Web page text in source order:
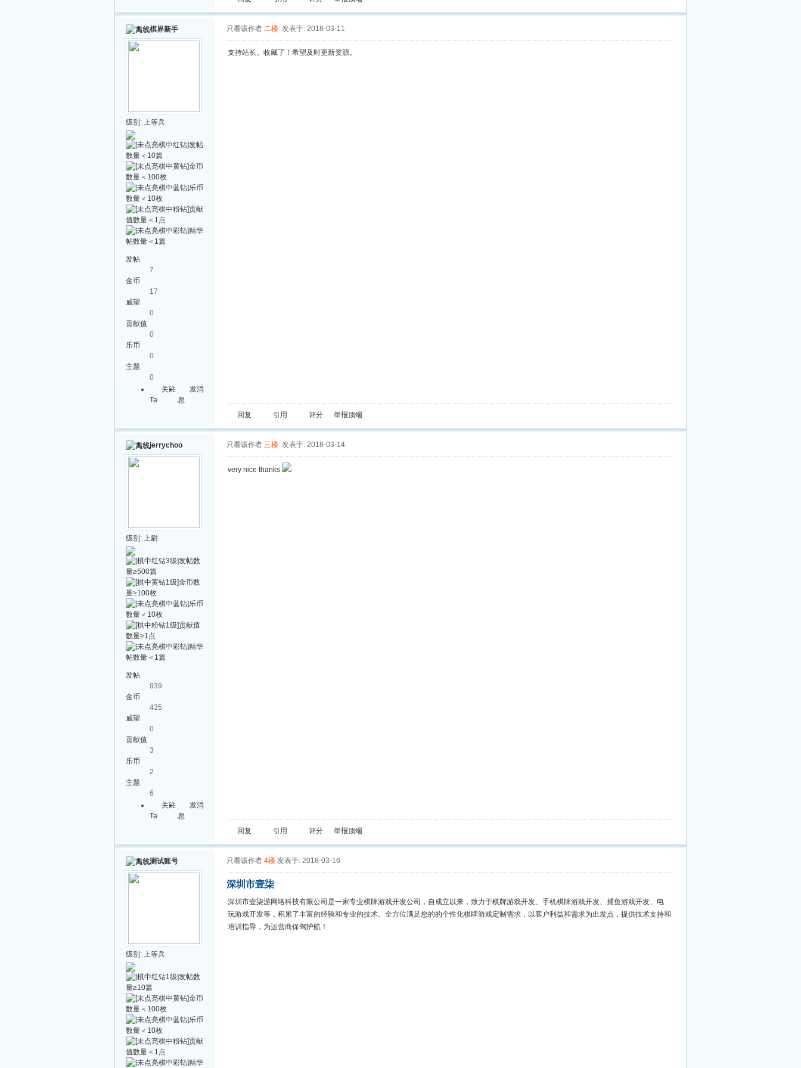
棋界新手
级别: 上等兵
发帖
7
金币
17
威望
0
贡献值
0
乐币
0
主题
0
关注
Ta
发消
息
只看该作者 二楼 发表于: 2018-03-11
支持站长。收藏了！希望及时更新资源。
回复 引用 评分 举报顶端
jerrychoo
级别: 上尉
发帖
939
金币
435
威望
0
贡献值
3
乐币
2
主题
6
关注
Ta
发消
息
只看该作者 三楼 发表于: 2018-03-14
very nice thanks
回复 引用 评分 举报顶端
测试账号
级别: 上等兵
只看该作者 4楼 发表于: 2018-03-16
深圳市壹柒
深圳市壹柒游网络科技有限公司是一家专业棋牌游戏开发公司，自成立以来，致力于棋牌游戏开发、手机棋牌游戏开发、捕鱼游戏开发、电
玩游戏开发等，积累了丰富的经验和专业的技术。全方位满足您的的个性化棋牌游戏定制需求，以客户利益和需求为出发点，提供技术支持和
培训指导，为运营商保驾护航！